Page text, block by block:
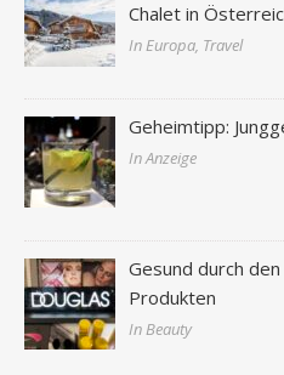
Chalet in
In Europa, Travel
Geheimtipp:
In Anzeige
Gesund durch
Produkten
In Beauty